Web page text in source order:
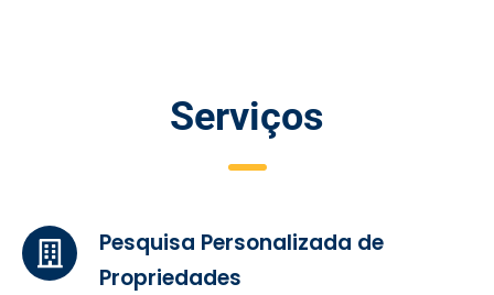
Serviços
Pesquisa Personalizada de
Propriedades